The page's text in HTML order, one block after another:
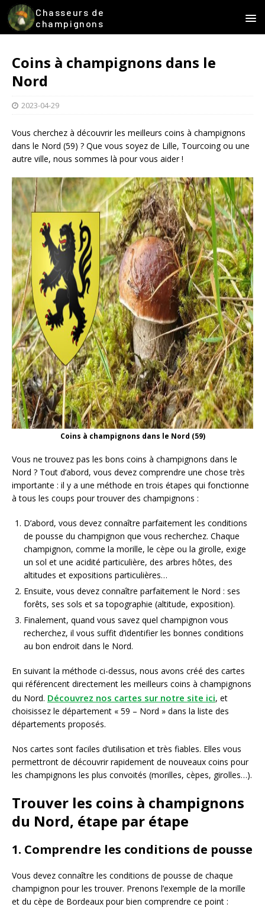
Chasseurs de
champignons
Coins à champignons dans le
Nord
2023-04-29
Vous cherchez à découvrir les meilleurs coins à champignons
dans le Nord (59) ? Que vous soyez de Lille, Tourcoing ou une
autre ville, nous sommes là pour vous aider !
Coins à champignons dans le Nord (59)
Vous ne trouvez pas les bons coins à champignons dans le
Nord ? Tout d’abord, vous devez comprendre une chose très
importante : il y a une méthode en trois étapes qui fonctionne
à tous les coups pour trouver des champignons :
D’abord, vous devez connaître parfaitement les conditions
de pousse du champignon que vous recherchez. Chaque
champignon, comme la morille, le cèpe ou la girolle, exige
un sol et une acidité particulière, des arbres hôtes, des
altitudes et expositions particulières…
Ensuite, vous devez connaître parfaitement le Nord : ses
forêts, ses sols et sa topographie (altitude, exposition).
Finalement, quand vous savez quel champignon vous
recherchez, il vous suffit d’identifier les bonnes conditions
au bon endroit dans le Nord.
En suivant la méthode ci-dessus, nous avons créé des cartes
qui référencent directement les meilleurs coins à champignons
du Nord. Découvrez nos cartes sur notre site ici, et
choisissez le département « 59 – Nord » dans la liste des
départements proposés.
Nos cartes sont faciles d’utilisation et très fiables. Elles vous
permettront de découvrir rapidement de nouveaux coins pour
les champignons les plus convoités (morilles, cèpes, girolles…).
Trouver les coins à champignons
du Nord, étape par étape
1. Comprendre les conditions de pousse
Vous devez connaître les conditions de pousse de chaque
champignon pour les trouver. Prenons l’exemple de la morille
et du cèpe de Bordeaux pour bien comprendre ce point :